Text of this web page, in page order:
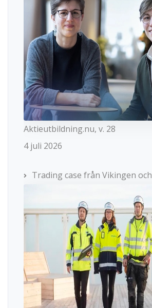
Aktieutbildning.nu, v. 28
4 juli 2026
Trading case från Vikingen och